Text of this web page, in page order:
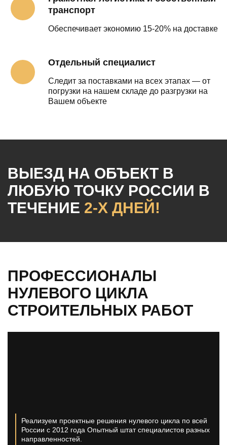
транспорт
Обеспечивает экономию 15-20% на доставке
Отдельный специалист
Следит за поставками на всех этапах — от
погрузки на нашем складе до разгрузки на
Вашем объекте
ВЫЕЗД НА ОБЪЕКТ В
ЛЮБУЮ ТОЧКУ РОССИИ В
ТЕЧЕНИЕ 2-Х ДНЕЙ!
ПРОФЕССИОНАЛЫ
НУЛЕВОГО ЦИКЛА
СТРОИТЕЛЬНЫХ РАБОТ
Реализуем проектные решения нулевого цикла по всей
России с 2012 года Опытный штат специалистов разных
направленностей.